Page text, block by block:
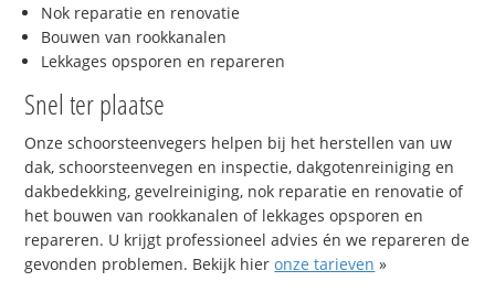
Nok reparatie en renovatie
Bouwen van rookkanalen
Lekkages opsporen en repareren
Snel ter plaatse
Onze schoorsteenvegers helpen bij het herstellen van uw
dak, schoorsteenvegen en inspectie, dakgotenreiniging en
dakbedekking, gevelreiniging, nok reparatie en renovatie of
het bouwen van rookkanalen of lekkages opsporen en
repareren. U krijgt professioneel advies én we repareren de
gevonden problemen. Bekijk hieronze tarieven »